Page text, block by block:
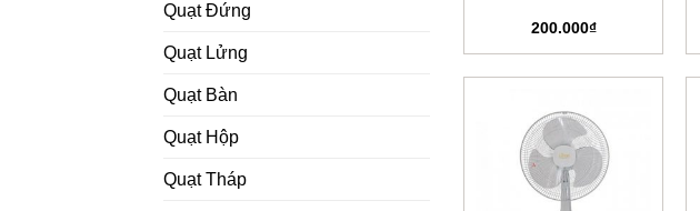
Quạt Đứng
Quạt Lửng
Quạt Bàn
Quạt Hộp
Quạt Tháp
200.000₫